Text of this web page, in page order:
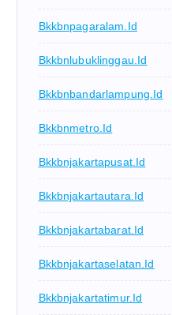
Bkkbnpagaralam.id
Bkkbnlubuklinggau.id
Bkkbnbandarlampung.id
Bkkbnmetro.id
Bkkbnjakartapusat.id
Bkkbnjakartautara.id
Bkkbnjakartabarat.id
Bkkbnjakartaselatan.id
Bkkbnjakartatimur.id